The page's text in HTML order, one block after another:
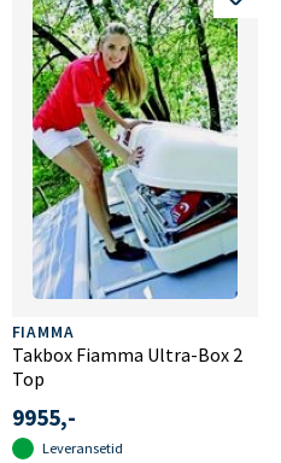
FIAMMA
Takbox Fiamma Ultra-Box 2
Top
9955,-
Leveransetid